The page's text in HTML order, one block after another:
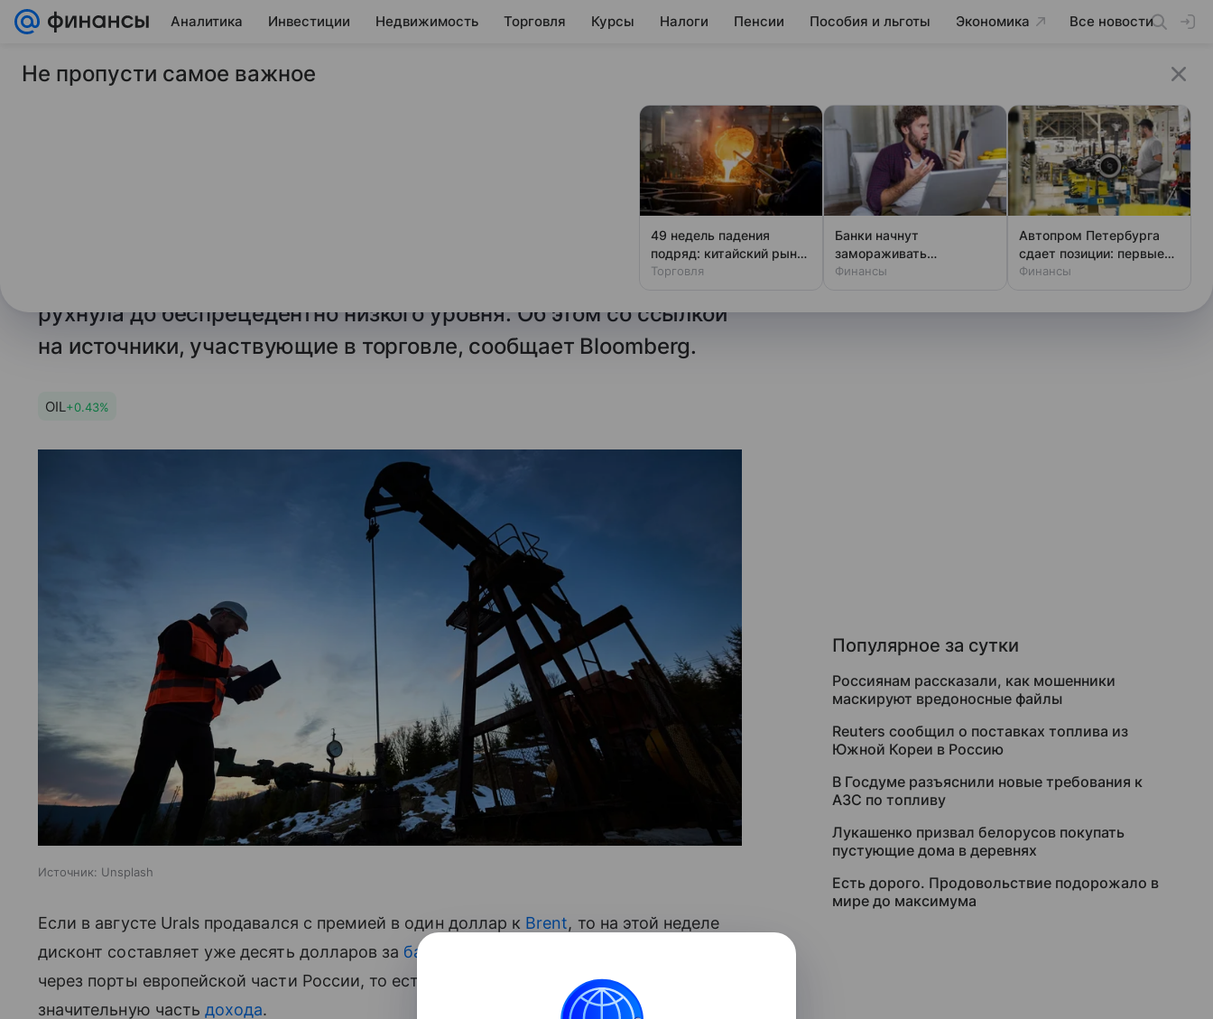
Аналитика Инвестиции Недвижимость Торговля Курсы Налоги Пенсии Пособия и льготы Экономика Все новости
22 января 2026 Lenta.Ru
Стоимость российской нефти в Китае
Из-за существенного сокращения поставок в Индию, что связано
экспортного сорта нефти Urals с продажей покупателям из Китая
рухнула до беспрецедентно низкого уровня. Об этом со ссылкой
на источники, участвующие в торговле, сообщает Bloomberg.
OIL+0.43%
Источник: Unsplash
Если в августе Urals продавался с премией в один доллар к Brent, то на этой неделе
дисконт составляет уже десять долларов за баррель
через порты европейской части России, то есть стоимость доставки отнимает более
значительную частьдохода.
Популярное за сутки
Россиянам рассказали, как мошенники
маскируют вредоносные файлы
Reuters сообщил о поставках топлива из
Южной Кореи в Россию
В Госдуме разъяснили новые требования к
АЗС по топливу
Лукашенко призвал белорусов покупать
пустующие дома в деревнях
Есть дорого. Продовольствие подорожало в
мире до максимума
Не пропусти самое важное
49 недель падения
подряд: китайский рынок
стали в глубочайшем
Торговля
Банки начнут
замораживать
переводы: новые
Финансы
Автопром Петербурга
сдает позиции: первые
потери за три года
Финансы